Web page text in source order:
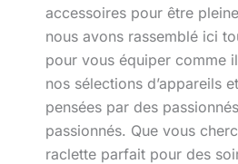
accessoires pour être
nous avons rassemblé ici
pour vous équiper comme
nos sélections d’appareils
pensées par des
passionnés. Que vous
raclette parfait pour des